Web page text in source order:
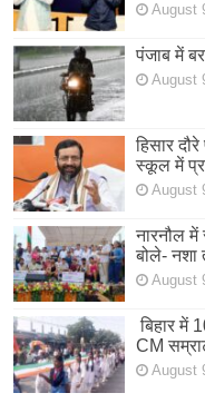
August
पंजाब में
August
हिसार
स्कूल में
August
नारनौल में
बोले- नशा
August
बिहार में
CM
August